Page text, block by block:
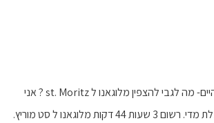
הי כרמית. אפרופו גבהיים- מה לגבי להצפין מלוגאנו ל st. Moritz ? אני
חוששת שדרך מסורבלת מדי. רשום 3 שעות 44 דקות מלוגאנו ל סט מוריץ.